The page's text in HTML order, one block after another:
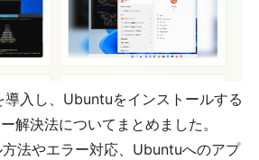
導入し、Ubuntuをインストールする
解決法についてまとめました。
法やエラー対応、Ubuntuへのアプ